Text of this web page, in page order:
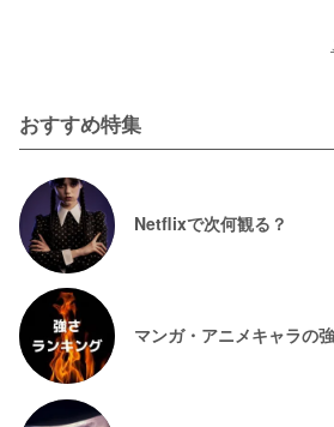
おすすめ特集
Netflixで次何観る？
マンガ・アニメキャラの